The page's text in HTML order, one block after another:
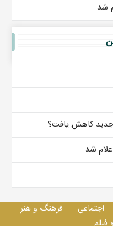
شد
کاهش یافت؟
شد
اجتماعی
فرهنگ و هنر